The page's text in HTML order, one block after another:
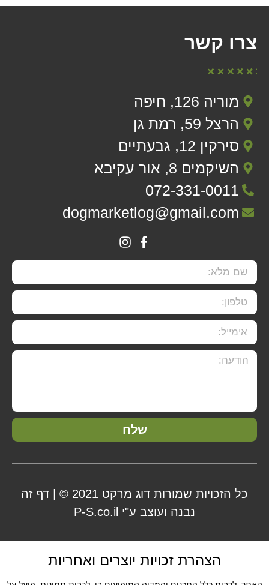
צרו קשר
מוריה 126, חיפה
הרצל 59, רמת גן
סירקין 12, גבעתיים
השיקמים 8, אור עקיבא
072-331-0011
dogmarketlog@gmail.com
שלח
כל הזכויות שמורות דוג מרקט 2021 © | דף זה
נבנה ועוצב ע"י P-S.co.il
הצהרת זכויות יוצרים ואחריות